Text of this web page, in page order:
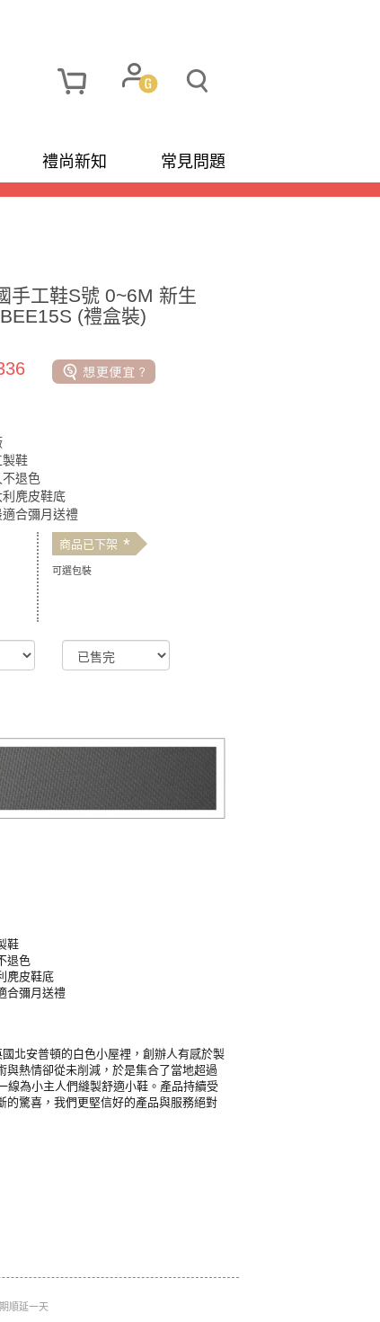
禮尚新知 常見問題
手工鞋S號 0~6M 新生
(禮盒裝)
製鞋
不退色
麂皮鞋底
合彌月送禮
商品已下架 *
可選包裝
鞋
退色
麂皮鞋底
合彌月送禮
北安普頓的白色小屋裡，創辦人有感於製
與熱情卻從未削減，於是集合了當地超過
線為小主人們縫製舒適小鞋。產品持續受
的驚喜，我們更堅信好的產品與服務絕對
順延一天